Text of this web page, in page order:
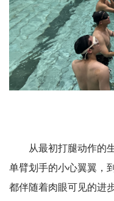
从最初打腿动作的
单臂划手的小心翼翼，
都伴随着肉眼可见的进